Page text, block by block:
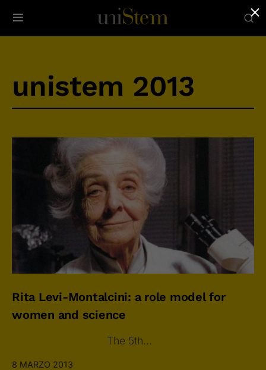
unistem 2013
Rita Levi-Montalcini: a role model for
women and science
The 5th…
8 MARZO 2013
×